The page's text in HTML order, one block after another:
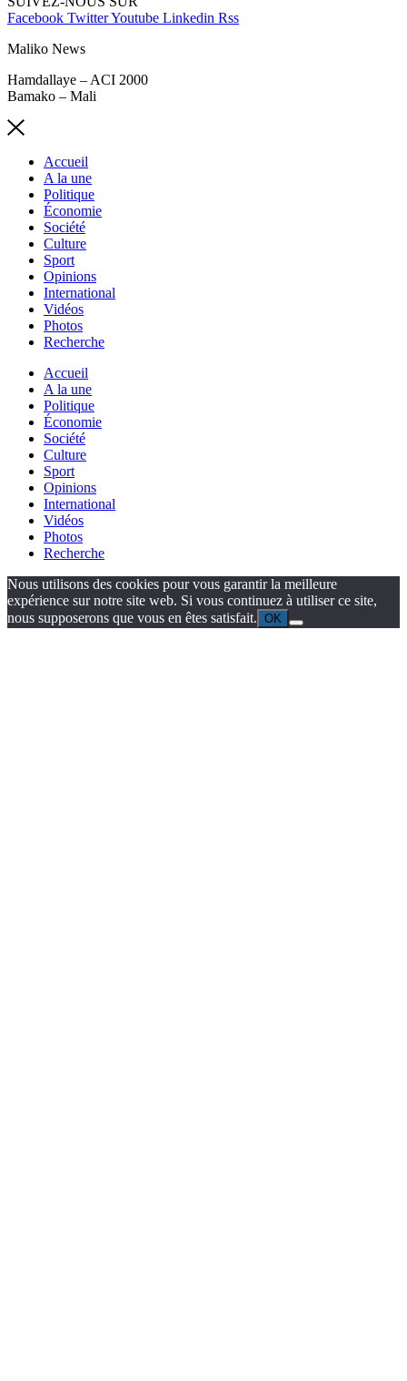
Facebook TwitterYoutube Linkedin Rss
Maliko News
Hamdallaye – ACI 2000
Bamako – Mali
Accueil
A la une
Politique
Économie
Société
Culture
Sport
Opinions
International
Vidéos
Photos
Recherche
Accueil
A la une
Politique
Économie
Société
Culture
Sport
Opinions
International
Vidéos
Photos
Recherche
Nous utilisons des cookies pour vous garantir la meilleure
expérience sur notre site web. Si vous continuez à utiliser ce site,
nous supposerons que vous en êtes satisfait. OK